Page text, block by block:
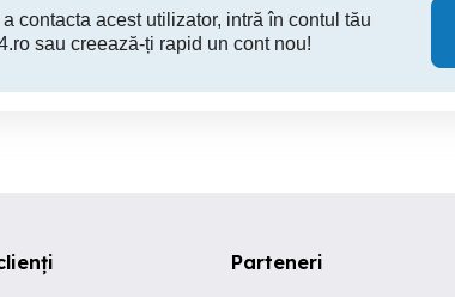
a contacta acest utilizator, intră în contul tău
sau creează-ți rapid un cont nou!
Parteneri